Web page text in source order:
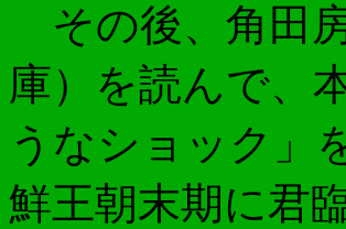
その後、角田
庫）を読んで、
うなショック」
鮮王朝末期に君